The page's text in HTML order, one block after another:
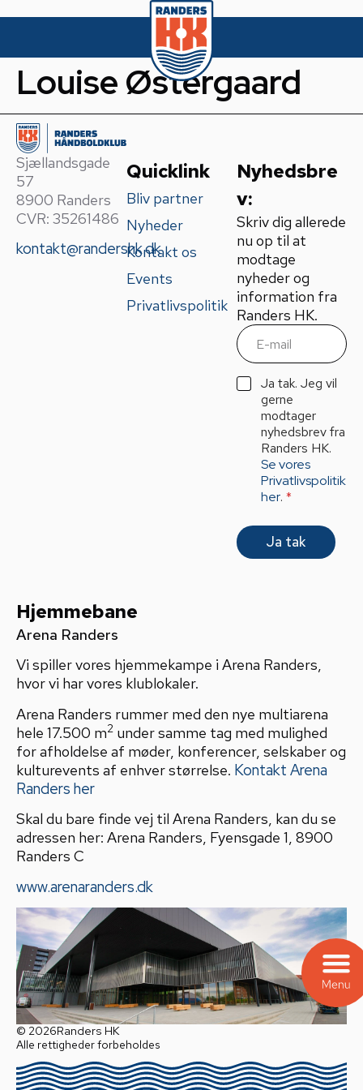
Louise Østergaard
Sjællandsgade
57
8900 Randers
CVR: 35261486
kontakt@randershk.dk
Quicklink
Bliv partner
Nyheder
Kontakt os
Events
Privatlivspolitik
Nyhedsbre
v:
Skriv dig allerede
nu op til at
modtage
nyheder og
information fra
Randers HK.
E
m
a
i
l
G
e
n
Ja tak. Jeg vil
gerne
modtager
nyhedsbrev fra
Randers HK.
Se vores
Privatlivspolitik
her. *
Ja tak
Hjemmebane
Arena Randers
Vi spiller vores hjemmekampe i Arena Randers,
hvor vi har vores klublokaler.
Arena Randers rummer med den nye multiarena
hele 17.500 m2 under samme tag med mulighed
for afholdelse af møder, konferencer, selskaber og
kulturevents af enhver størrelse. Kontakt Arena
Randers her
Skal du bare finde vej til Arena Randers, kan du se
adressen her: Arena Randers, Fyensgade 1, 8900
Randers C
www.arenaranders.dk
© 2026Randers HK
Alle rettigheder forbeholdes